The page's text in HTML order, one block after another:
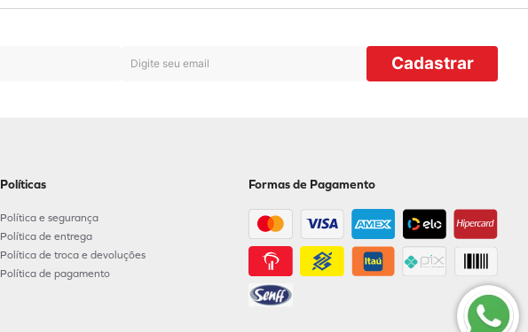
Cadastrar
Políticas
Política e segurança
Política de entrega
Política de troca e devoluções
Política de pagamento
Formas de Pagamento